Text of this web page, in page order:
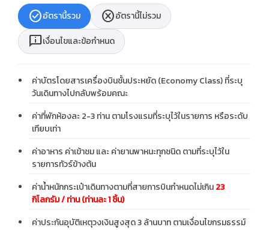
check_circleอัตรานี้รวม cancelอัตรานี้ไม่รวม
chat_infoเงื่อนไขและข้อกำหนด
ค่าบัตรโดยสารเครื่องบินชั้นประหยัด (Economy Class) ที่ระบุ
วันเดินทางไปกลับพร้อมคณะ
ค่าที่พักห้องละ 2-3 ท่าน ตามโรงแรมที่ระบุไว้ในรายการ หรือระดับ
เทียบเท่า
ค่าอาหาร ค่าเข้าชม และ ค่ายานพาหนะทุกชนิด ตามที่ระบุไว้ใน
รายการทัวร์ข้างต้น
ค่าน้ำหนักกระเป๋าเดินทางตามที่สายการบินกำหนดไม่เกิน23
กิโลกรัม / ท่าน (ท่านละ 1 ชิ้น)
ค่าประกันอุบัติเหตุวงเงินสูงสุด 3 ล้านบาท ตามเงื่อนไขกรมธรรม์